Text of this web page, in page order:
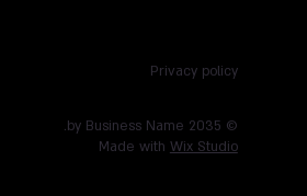
Privacy policy
© 2035 by Business Name.
Made with Wix Studio